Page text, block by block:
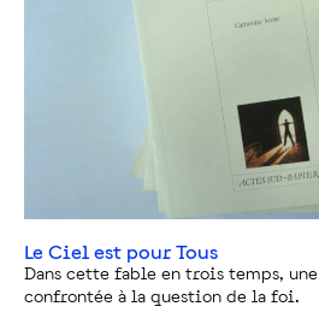
Le Ciel est pour Tous
Dans cette fable en trois temps,
confrontée à la question de la foi.